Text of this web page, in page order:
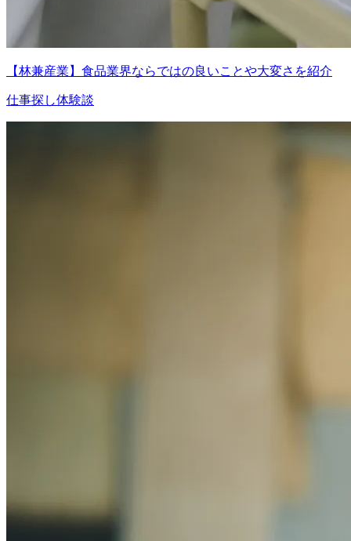
【林兼産業】食品業界ならではの良いことや大変さを紹介
仕事探し体験談